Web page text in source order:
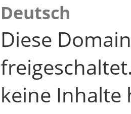
Deutsch
Diese
keine Inhalte